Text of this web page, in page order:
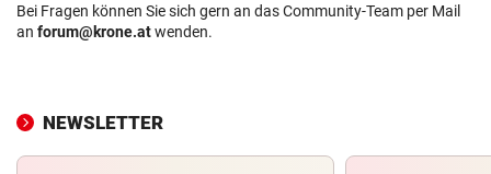
Bei Fragen können Sie sich gern an das Community-Team per Mail
an forum@krone.atwenden.
NEWSLETTER